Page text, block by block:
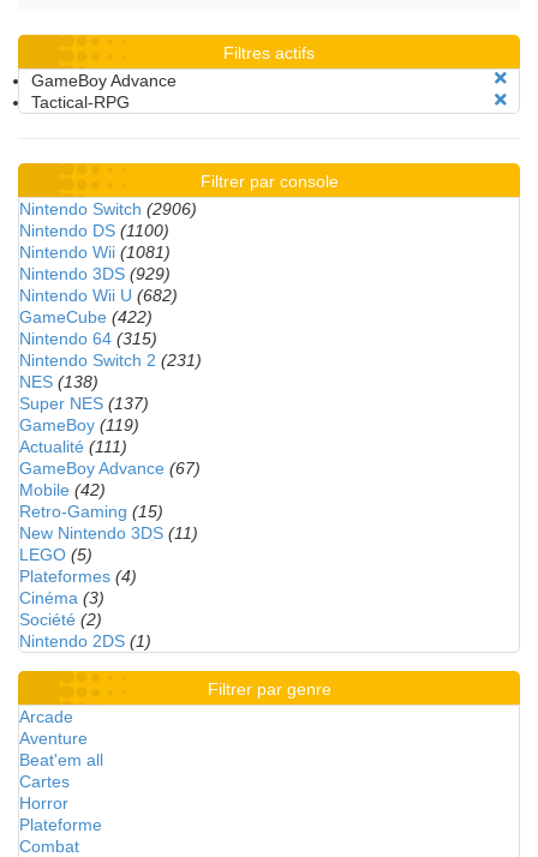
Filtres actifs
GameBoy Advance
Tactical-RPG
Filtrer par console
Nintendo Switch (2906)
Nintendo DS (1100)
Nintendo Wii (1081)
Nintendo 3DS (929)
Nintendo Wii U (682)
GameCube (422)
Nintendo 64 (315)
Nintendo Switch 2 (231)
NES (138)
Super NES (137)
GameBoy (119)
Actualité (111)
GameBoy Advance (67)
Mobile (42)
Retro-Gaming (15)
New Nintendo 3DS (11)
LEGO (5)
Plateformes (4)
Cinéma (3)
Société (2)
Nintendo 2DS (1)
Filtrer par genre
Arcade
Aventure
Beat'em all
Cartes
Horror
Plateforme
Combat